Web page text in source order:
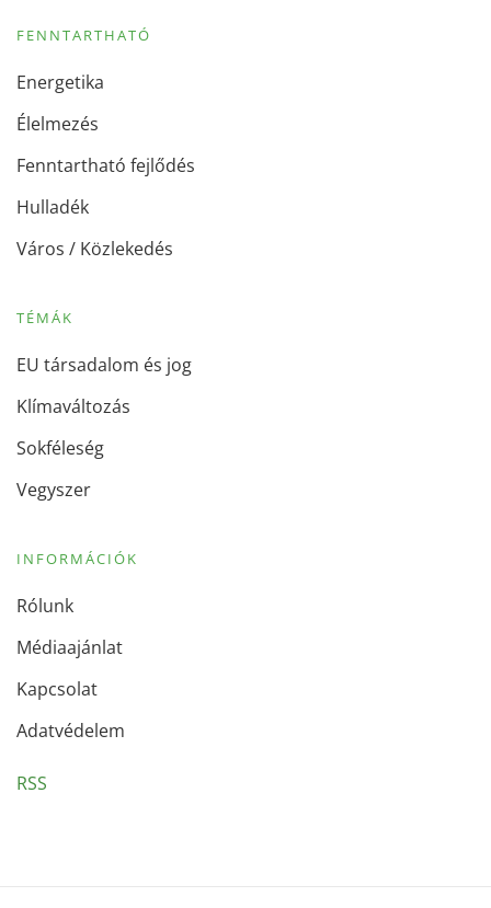
FENNTARTHATÓ
Energetika
Élelmezés
Fenntartható fejlődés
Hulladék
Város / Közlekedés
TÉMÁK
EU társadalom és jog
Klímaváltozás
Sokféleség
Vegyszer
INFORMÁCIÓK
Rólunk
Médiaajánlat
Kapcsolat
Adatvédelem
RSS